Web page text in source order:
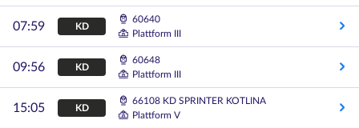
07:59 KD
60640
Plattform III
09:56 KD
60648
Plattform III
15:05 KD
66108 KD SPRINTER KOTLINA
Plattform V